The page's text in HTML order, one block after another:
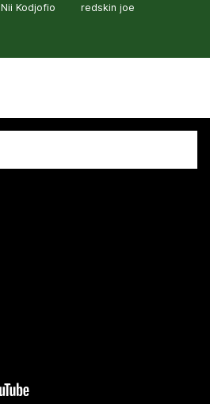
Nii Kodjofio redskin joe